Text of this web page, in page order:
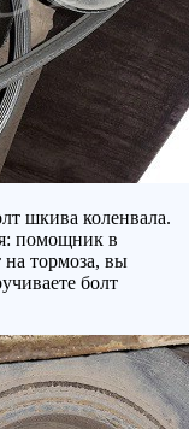
шкива коленвала.
помощник в
тормоза, вы
болт